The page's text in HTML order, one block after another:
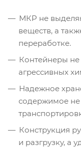
МКР не
веществ, а
переработке.
Контейнеры не
агрессивных
Надежное
содержимое
Конструкция
и разгрузку, а